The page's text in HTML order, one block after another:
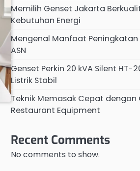
Memilih Genset Jakarta
Kebutuhan Energi
Mengenal Manfaat
ASN
Genset Perkin 20 kVA Silent HT-
Listrik Stabil
Teknik Memasak Cepat dengan
Restaurant Equipment
Recent Comments
No comments to show.